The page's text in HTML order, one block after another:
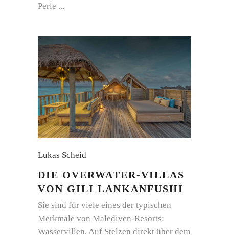
Perle
Lukas Scheid
DIE OVERWATER-VILLAS
VON GILI LANKANFUSHI
Sie sind für viele eines der typischen
Merkmale von Malediven-Resorts:
Wasservillen. Auf Stelzen direkt über dem